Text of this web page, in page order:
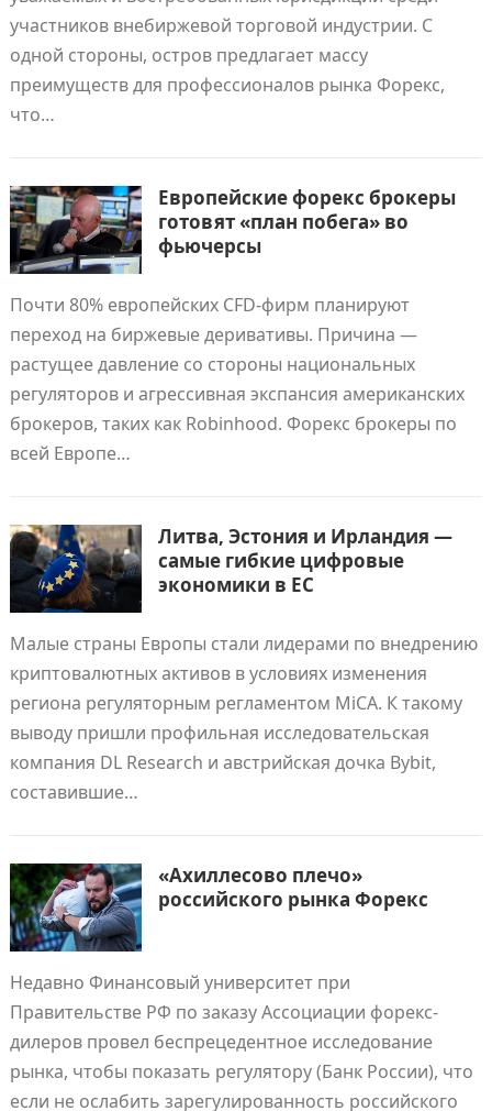
участников внебиржевой торговой индустрии. С
одной стороны, остров предлагает массу
преимуществ для профессионалов рынка Форекс,
что…
Европейские форекс брокеры
готовят «план побега» во
фьючерсы
Почти 80% европейских CFD-фирм планируют
переход на биржевые деривативы. Причина —
растущее давление со стороны национальных
регуляторов и агрессивная экспансия американских
брокеров, таких как Robinhood. Форекс брокеры по
всей Европе…
Литва, Эстония и Ирландия —
самые гибкие цифровые
экономики в ЕС
Малые страны Европы стали лидерами по внедрению
криптовалютных активов в условиях изменения
региона регуляторным регламентом MiCA. К такому
выводу пришли профильная исследовательская
компания DL Research и австрийская дочка Bybit,
составившие…
«Ахиллесово плечо»
российского рынка Форекс
Недавно Финансовый университет при
Правительстве РФ по заказу Ассоциации форекс-
дилеров провел беспрецедентное исследование
рынка, чтобы показать регулятору (Банк России), что
если не ослабить зарегулированность российского